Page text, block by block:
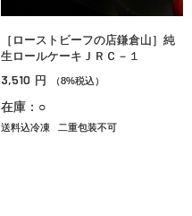
［ローストビーフの店鎌倉山］純
生ロールケーキＪＲＣ－１
3,510 円 （8%税込）
在庫：○
送料込冷凍 二重包装不可